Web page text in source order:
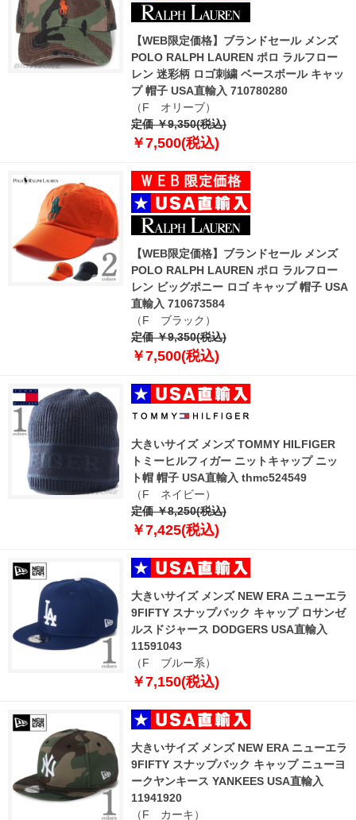
【WEB限定価格】ブランドセール メンズ
POLO RALPH LAUREN ポロ ラルフロー
レン 迷彩柄 ロゴ刺繍 ベースボール キャッ
プ 帽子 USA直輸入 710780280
（F オリーブ）
定価 ￥9,350(税込)
￥7,500(税込)
【WEB限定価格】ブランドセール メンズ
POLO RALPH LAUREN ポロ ラルフロー
レン ビッグポニー ロゴ キャップ 帽子 USA
直輸入 710673584
（F ブラック）
定価 ￥9,350(税込)
￥7,500(税込)
大きいサイズ メンズ TOMMY HILFIGER
トミーヒルフィガー ニットキャップ ニッ
ト帽 帽子 USA直輸入 thmc524549
（F ネイビー）
定価 ￥8,250(税込)
￥7,425(税込)
大きいサイズ メンズ NEW ERA ニューエラ
9FIFTY スナップバック キャップ ロサンゼ
ルスドジャース DODGERS USA直輸入
11591043
（F ブルー系）
￥7,150(税込)
大きいサイズ メンズ NEW ERA ニューエラ
9FIFTY スナップバック キャップ ニューヨ
ークヤンキース YANKEES USA直輸入
11941920
（F カーキ）